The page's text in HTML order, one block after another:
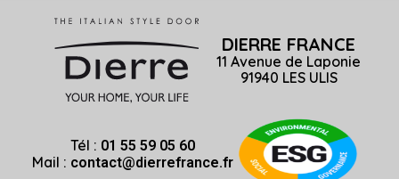
DIERRE FRANCE
11 Avenue de Laponie
91940 LES ULIS
Tél : 01 55 59 05 60
Mail : contact@dierrefrance.fr